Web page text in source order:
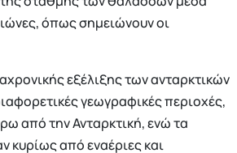
όπως σημειώνουν οι
εξέλιξης των ανταρκτικών
γεωγραφικές περιοχές,
από την Ανταρκτική, ενώ τα
κυρίως από εναέριες και